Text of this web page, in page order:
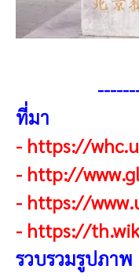
ที่มา
- https://
- http://
- https://
- https://
รวบรวมรูปภาพ